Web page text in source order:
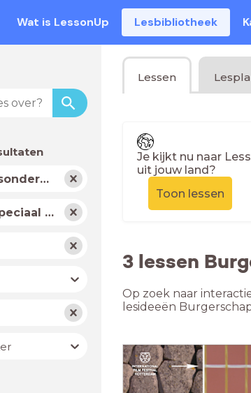
Wat is LessonUp Lesbibliotheek
Burgerschapsonderwijs
Voortgezet speciaal onderwijs
Lessen
Je kijkt nu naar
uit jouw land?
Toon lessen
3 lessen
Op zoek naar
lesideeën